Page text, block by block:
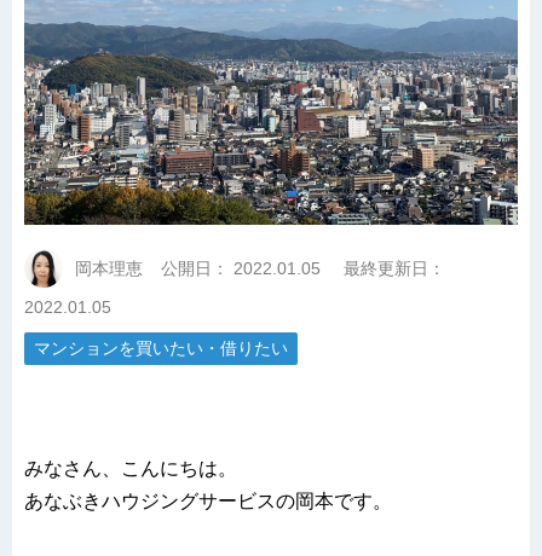
岡本理恵 公開日： 2022.01.05
最終更新日：
2022.01.05
マンションを買いたい・借りたい
みなさん、こんにちは。
あなぶきハウジングサービスの岡本です。